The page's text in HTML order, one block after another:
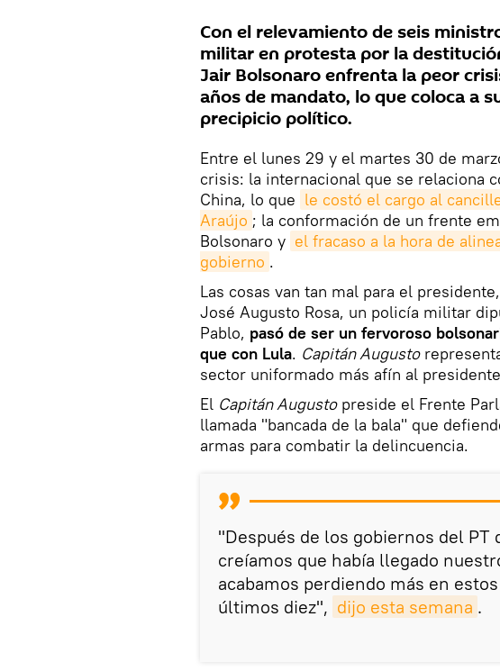
Con el relevamiento de seis
militar en protesta por la
Jair Bolsonaro enfrenta la peor
años de mandato, lo que coloca a
precipicio político.
Entre el lunes 29 y el martes 30 de
crisis: la internacional que se relaciona
China, lo que le costó el cargo al
Araújo ; la conformación de un frente
Bolsonaro y el fracaso a la hora de
gobierno .
Las cosas van tan mal para el
José Augusto Rosa, un policía militar
Pablo, pasó de ser un fervoroso
que con Lula. Capitán Augusto
sector uniformado más afín al
El Capitán Augustopreside el Frente
llamada "bancada de la bala" que
armas para combatir la delincuencia.
"Después de los gobiernos del PT
creíamos que había llegado
acabamos perdiendo más en
últimos diez", dijo esta semana .